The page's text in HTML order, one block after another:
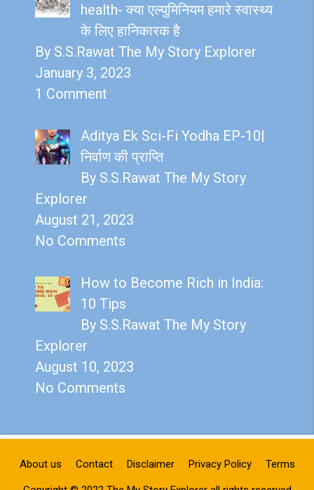
health- क्या एल्युमिनियम हमारे स्वास्थ्य
के लिए हानिकारक है
By S.S.Rawat The My Story Explorer
January 3, 2023
1 Comment
Aditya Ek Sci-Fi Yodha EP-10|
निर्वाण की प्राप्ति
By S.S.Rawat The My Story
Explorer
August 21, 2023
No Comments
How to Become Rich in India:
10 Tips
By S.S.Rawat The My Story
Explorer
August 10, 2023
No Comments
About us Contact Disclaimer Privacy Policy Terms